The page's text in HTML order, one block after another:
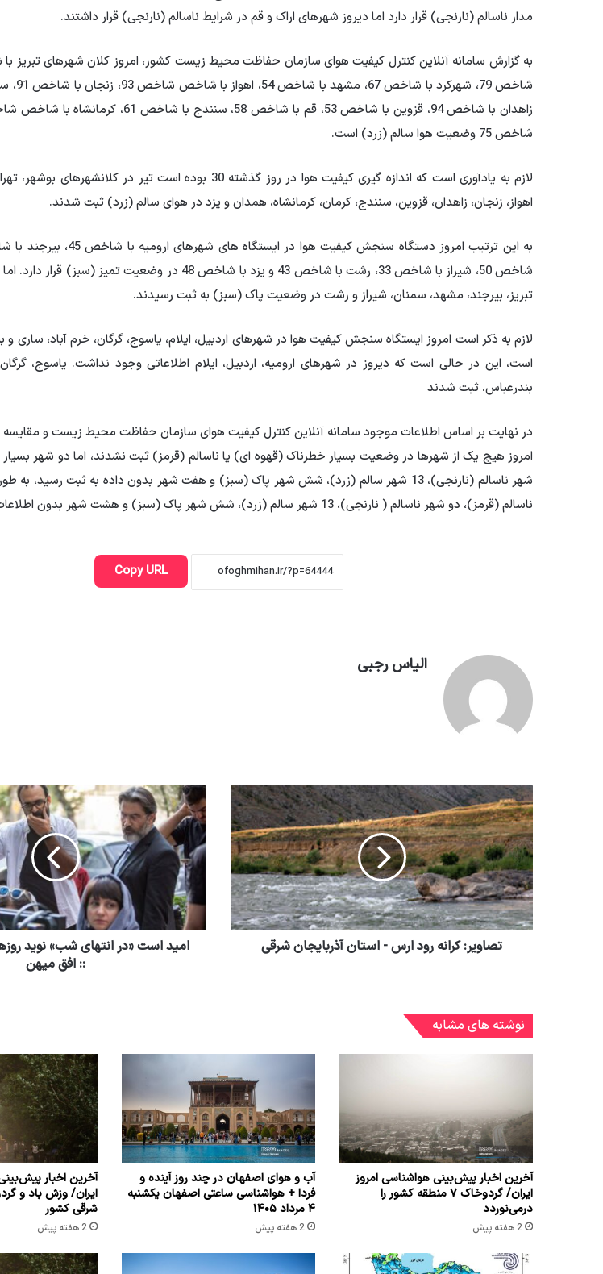
مدار ناسالم (نارنجی) قرار دارد اما دیروز شهرهای اراک و قم در شرایط ناسالم (نارنجی) قرار داشتند.
شاخص 75 وضعیت هوا سالم (زرد) است.
لازم به یادآوری است که اندازه گیری کیفیت هوا در روز گذشته 30 بوده است تیر در
اهواز، زنجان، زاهدان، قزوین، سنندج، کرمان، کرمانشاه، همدان و یزد در هوای سالم (زرد) ثبت شدند.
شاخص 50، شیراز با شاخص 33، رشت با شاخص 43 و یزد با شاخص 48 در وضعیت
تبریز، بیرجند، مشهد، سمنان، شیراز و رشت در وضعیت پاک (سبز) به ثبت رسیدند.
لازم به ذکر است امروز ایستگاه سنجش کیفیت هوا در شهرهای اردبیل، ایلام، یاسوج، گرگان، خرم آباد، ساری
است، این در حالی است که دیروز در شهرهای ارومیه، اردبیل، ایلام اطلاعاتی وجود نداشت. یاسوج،
بندرعباس. ثبت شدند
در نهایت بر اساس اطلاعات موجود سامانه آنلاین کنترل کیفیت هوای سازمان حفاظت محیط زیست و
امروز هیچ یک از شهرها در وضعیت بسیار خطرناک (قهوه ای) یا ناسالم (قرمز) ثبت نشدند، اما دو شهر
شهر ناسالم (نارنجی)، 13 شهر سالم (زرد)، شش شهر پاک (سبز) و هفت شهر بدون داده به ثبت رسید،
ناسالم (قرمز)، دو شهر ناسالم ( نارنجی)، 13 شهر سالم (زرد)، شش شهر پاک (سبز) و هشت شهر بدون اطلاعات ثبت شده.
Copy URL
الیاس رجبی
تصاویر: کرانه رود ارس - استان آذربایجان شرقی
امید است «در انتهای شب» نوید
:: افق میهن
نوشته های مشابه
آخرین اخبار پیش‌بینی هواشناسی امروز
ایران/ گردوخاک ۷ منطقه کشور را
درمی‌نوردد
2 هفته پیش
آب و هوای اصفهان در چند روز آینده و
فردا + هواشناسی ساعتی اصفهان یکشنبه
۴ مرداد ۱۴۰۵
2 هفته پیش
آخرین اخبار
ایران/ وزش باد و
شرقی کشور
2 هفته پیش